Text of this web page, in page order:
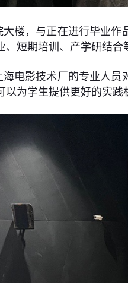
楼，与正在进行毕业
短期培训、产学研结合
电影技术厂的专业人
为学生提供更好的实践